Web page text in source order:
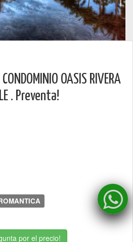
OASIS RIVERA
. Preventa!
por el precio!